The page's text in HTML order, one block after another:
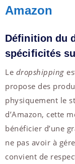
Amazon
Définition du
spécificités
Le dropshipping
propose des
physiquement le
d’Amazon, cette
bénéficier d’une
ne pas avoir à
convient de